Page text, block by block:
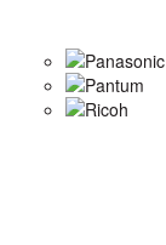
Panasonic
Pantum
Ricoh